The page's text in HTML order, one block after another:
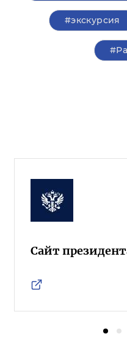
#экскурсия
Сайт